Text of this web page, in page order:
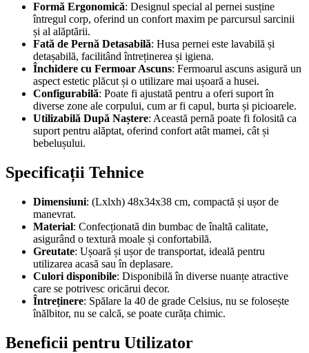
Formă Ergonomică: Designul special al pernei susține
întregul corp, oferind un confort maxim pe parcursul sarcinii
și al alăptării.
Fată de Pernă Detasabilă: Husa pernei este lavabilă și
detașabilă, facilitând întreținerea și igiena.
Închidere cu Fermoar Ascuns: Fermoarul ascuns asigură un
aspect estetic plăcut și o utilizare mai ușoară a husei.
Configurabilă: Poate fi ajustată pentru a oferi suport în
diverse zone ale corpului, cum ar fi capul, burta și picioarele.
Utilizabilă După Naștere: Această pernă poate fi folosită ca
suport pentru alăptat, oferind confort atât mamei, cât și
bebelușului.
Specificații Tehnice
Dimensiuni: (Lxlxh) 48x34x38 cm, compactă și ușor de
manevrat.
Material: Confecționată din bumbac de înaltă calitate,
asigurând o textură moale și confortabilă.
Greutate: Ușoară și ușor de transportat, ideală pentru
utilizarea acasă sau în deplasare.
Culori disponibile: Disponibilă în diverse nuanțe atractive
care se potrivesc oricărui decor.
Întreținere: Spălare la 40 de grade Celsius, nu se folosește
înălbitor, nu se calcă, se poate curăța chimic.
Beneficii pentru Utilizator